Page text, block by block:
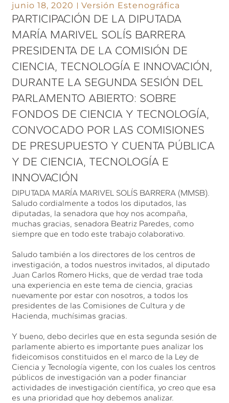
junio 18, 2020 Versión Estenográfica
PARTICIPACIÓN DE LA DIPUTADA
MARÍA MARIVEL SOLÍS BARRERA
PRESIDENTA DE LA COMISIÓN DE
CIENCIA, TECNOLOGÍA E INNOVACIÓN,
DURANTE LA SEGUNDA SESIÓN DEL
PARLAMENTO ABIERTO: SOBRE
FONDOS DE CIENCIA Y TECNOLOGÍA,
CONVOCADO POR LAS COMISIONES
DE PRESUPUESTO Y CUENTA PÚBLICA
Y DE CIENCIA, TECNOLOGÍA E
INNOVACIÓN
DIPUTADA MARÍA MARIVEL SOLÍS BARRERA (MMSB).
Saludo cordialmente a todos los diputados, las
diputadas, la senadora que hoy nos acompaña,
muchas gracias, senadora Beatriz Paredes, como
siempre que en todo este trabajo colaborativo.
Saludo también a los directores de los centros de
investigación, a todos nuestros invitados, al diputado
Juan Carlos Romero Hicks, que de verdad trae toda
una experiencia en este tema de ciencia, gracias
nuevamente por estar con nosotros, a todos los
presidentes de las Comisiones de Cultura y de
Hacienda, muchísimas gracias.
Y bueno, debo decirles que en esta segunda sesión de
parlamente abierto es importante pues analizar los
fideicomisos constituidos en el marco de la Ley de
Ciencia y Tecnología vigente, con los cuales los centros
públicos de investigación van a poder financiar
actividades de investigación científica, yo creo que esa
es una prioridad que hoy debemos analizar.